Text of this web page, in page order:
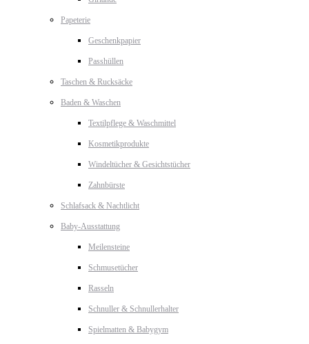
Papeterie
Geschenkpapier
Passhüllen
Taschen & Rucksäcke
Baden & Waschen
Textilpflege & Waschmittel
Kosmetikprodukte
Windeltücher & Gesichtstücher
Zahnbürste
Schlafsack & Nachtlicht
Baby-Ausstattung
Meilensteine
Schmusetücher
Rasseln
Schnuller & Schnullerhalter
Spielmatten & Babygym